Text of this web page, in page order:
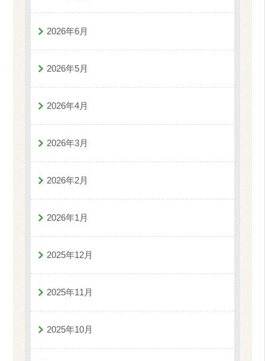
2026年6月
2026年5月
2026年4月
2026年3月
2026年2月
2026年1月
2025年12月
2025年11月
2025年10月